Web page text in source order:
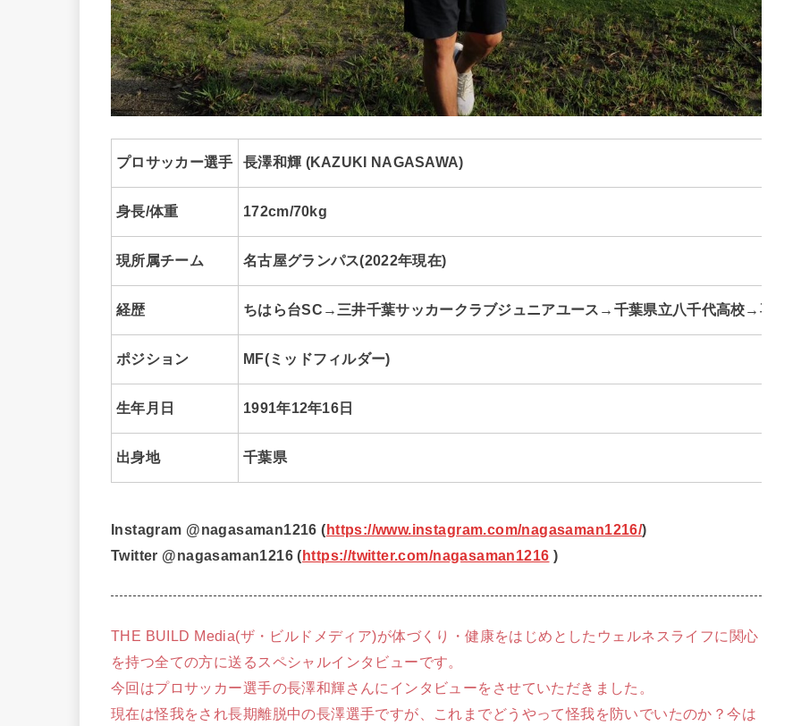
プロサッカー選手 長澤和輝 (KAZUKI NAGASAWA)
身長/体重 172cm/70kg
現所属チーム 名古屋グランパス(2022年現在)
経歴 ちはら台SC→三井千葉サッカークラブジュニアユース→千葉県立八千代高校→専
ポジション MF(ミッドフィルダー)
生年月日 1991年12年16日
出身地 千葉県
Instagram @nagasaman1216 ( https://www.instagram.com/nagasaman1216/)
Twitter @nagasaman1216 ( https://twitter.com/nagasaman1216 )
THE BUILD Media(ザ・ビルドメディア)が体づくり・健康をはじめとしたウェルネスライフに関心
を持つ全ての方に送るスペシャルインタビューです。
今回はプロサッカー選手の長澤和輝さんにインタビューをさせていただきました。
現在は怪我をされ長期離脱中の長澤選手ですが、これまでどうやって怪我を防いでいたのか？今は